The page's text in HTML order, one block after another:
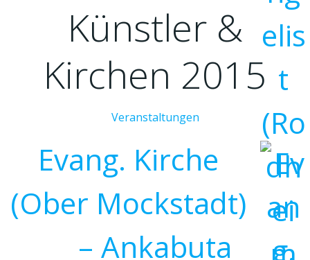
Künstler &
Kirchen 2015
Veranstaltungen
Evang. Kirche
(Ober Mockstadt)
– Ankabuta